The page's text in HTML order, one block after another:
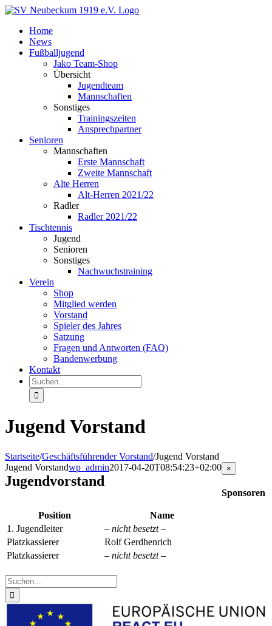
Zum
springenHome
News
Fußballjugend
Jako Team-Shop
Übersicht
Jugendteam
Mannschaften
Sonstiges
Trainingszeiten
Ansprechpartner
Senioren
Mannschaften
Erste Mannschaft
Zweite Mannschaft
Alte Herren
Alt-Herren 2021/22
Radler
Radler 2021/22
Tischtennis
Jugend
Senioren
Sonstiges
Nachwuchstraining
Verein
Shop
Mitglied werden
Vorstand
Spieler des Jahres
Satzung
Fragen und Antworten (FAQ)
Bandenwerbung
Kontakt
Suche
nach:
Jugend Vorstand
Startseite/Geschäftsführender Vorstand/Jugend Vorstand
Jugend Vorstandwp_admin2017-04-20T08:54:23+02:00
Jugendvorstand
Position
Name
1. Jugendleiter
– nicht besetzt –
Platzkassierer
Rolf Gerdhenrich
Platzkassierer
– nicht besetzt –
Suche
nach:
Close
product
view
×
Sponsoren